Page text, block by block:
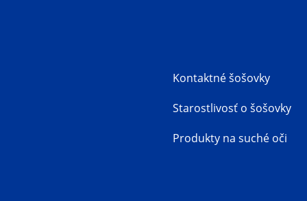
Kontaktné šošovky
Starostlivosť o šošovky
Produkty na suché oči